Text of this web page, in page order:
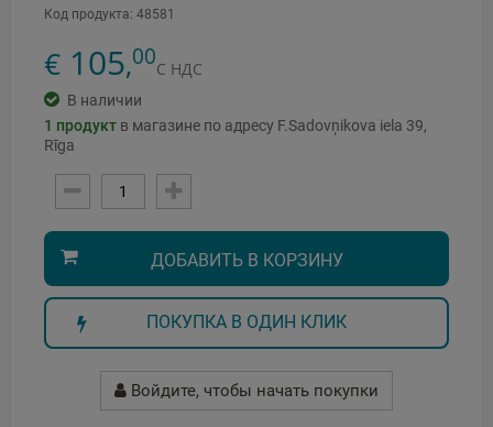
Код продукта: 48581
€ 105,00С НДС
В наличии
1 продукт в магазине по адресу F.Sadovņikova iela 39,
Rīga
ДОБАВИТЬ В КОРЗИНУ
ПОКУПКА В ОДИН КЛИК
Войдите, чтобы начать покупки